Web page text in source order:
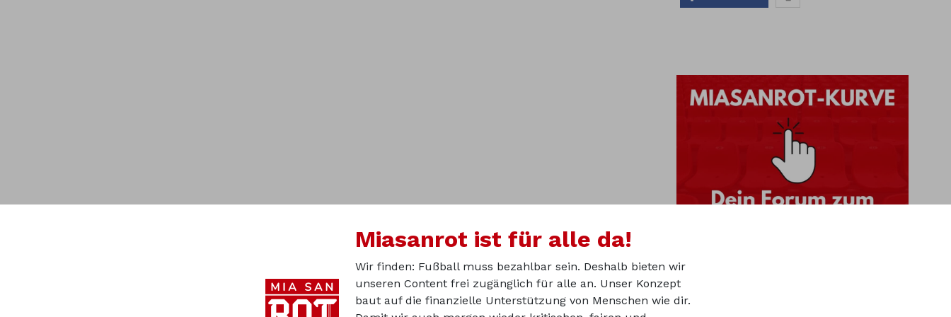
Miasanrot ist für alle da!
Wir finden: Fußball muss bezahlbar sein. Deshalb bieten wir
unseren Content frei zugänglich für alle an. Unser Konzept
baut auf die finanzielle Unterstützung von Menschen wie dir.